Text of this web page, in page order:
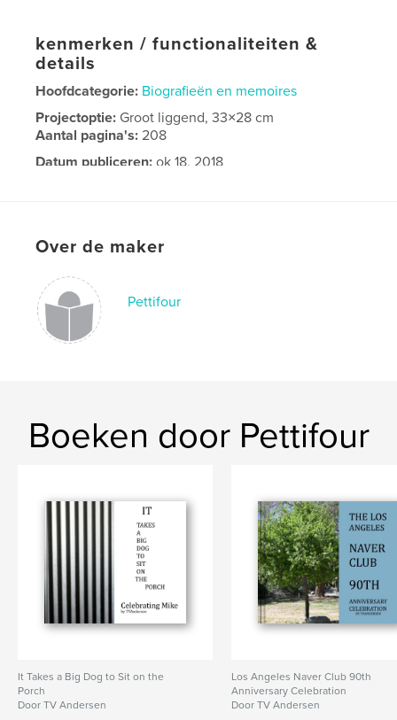
kenmerken / functionaliteiten &
details
Hoofdcategorie: Biografieën en memoires
Projectoptie: Groot liggend, 33×28 cm
Aantal pagina's:208
Datum publiceren: ok 18, 2018
Over de maker
Pettifour
Boeken door Pettifour
It Takes a Big Dog to Sit on the
Porch
Door TV Andersen
Los Angeles Naver Club 90th
Anniversary Celebration
Door TV Andersen